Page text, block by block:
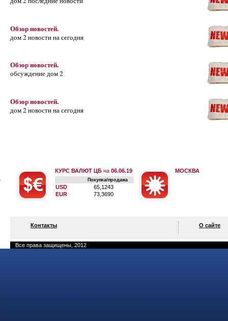
Обзор новостей.
дом 2 новости на сегодня
Обзор новостей.
обсуждение дом 2
Обзор новостей.
дом 2 новости на сегодня
КУРС ВАЛЮТ ЦБ на 06.06.19
Покупка/продажа
USD
65,1243
EUR
73,3690
МОСКВА
Контакты О сайте
Все права защищены, 2012